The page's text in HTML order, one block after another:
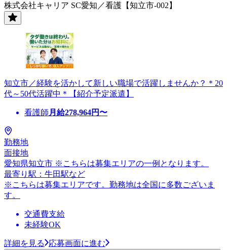
株式会社キャリア SC愛知／看護【知立市-002】
知立市／経験を活かして新しい職場で活躍しませんか？＊20
代～50代活躍中＊【紹介予定派遣】
看護師 月給278,964円〜
勤務地
面接地
愛知県知立市 ※こちらは募集エリアの一例となります。
最寄り駅：牛田駅など
※こちらは募集エリアです。勤務地は全国に多数ございま
す。
交通費支給
未経験OK
詳細を見る 応募画面に進む